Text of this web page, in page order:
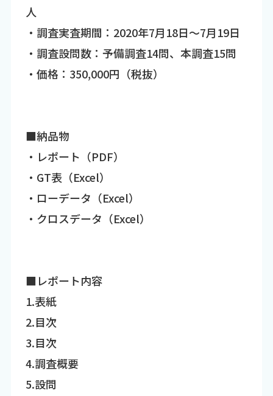
人
・調査実査期間：2020年7月18日～7月19日
・調査設問数：予備調査14問、本調査15問
・価格：350,000円（税抜）
■納品物
・レポート（PDF）
・GT表（Excel）
・ローデータ（Excel）
・クロスデータ（Excel）
■レポート内容
1.表紙
2.目次
3.目次
4.調査概要
5.設問